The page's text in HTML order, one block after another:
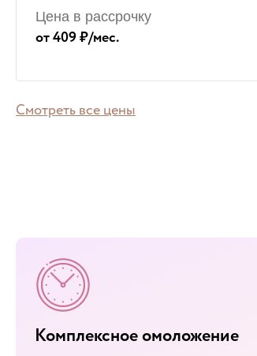
Цена в рассрочку
от 409 ₽/мес.
Смотреть все цены
Комплексное омоложение